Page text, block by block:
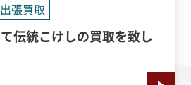
出張買取
伝統こけしの買取を致し